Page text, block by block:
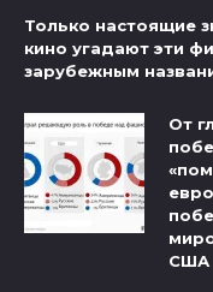
Только настоящие
кино угадают эти
зарубежным
От
США